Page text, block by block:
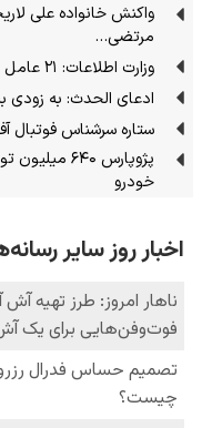
واکنش خانواده علی
مرتضی…
وزارت اطلاعات: ۲۱ عامل موساد در کرمان بازداشت شدند
ادعای الحدث: به زودی
ستاره سرشناس فوتبال
پژوپارس
خودرو